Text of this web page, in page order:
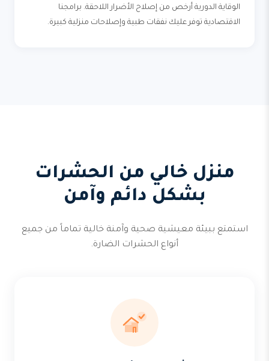
الوقاية الدورية أرخص من إصلاح الأضرار اللاحقة. برامجنا
الاقتصادية توفر عليك نفقات طبية وإصلاحات منزلية كبيرة.
منزل خالي من الحشرات
بشكل دائم وآمن
استمتع ببيئة معيشية صحية وآمنة خالية تماماً من جميع
أنواع الحشرات الضارة.